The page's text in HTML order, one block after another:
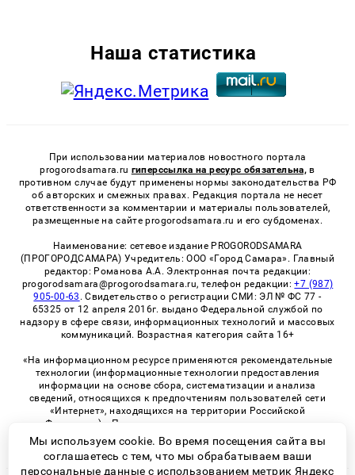
Наша статистика
При использовании материалов новостного портала
progorodsamara.ru гиперссылка на ресурс обязательна, в
противном случае будут применены нормы законодательства РФ
об авторских и смежных правах. Редакция портала не несет
ответственности за комментарии и материалы пользователей,
размещенные на сайте progorodsamara.ru и его субдоменах.
Наименование: сетевое издание PROGORODSAMARA
(ПРОГОРОДСАМАРА) Учредитель: ООО «Город Самара». Главный
редактор: Романова А.А. Электронная почта редакции:
progorodsamara@progorodsamara.ru, телефон редакции:+7 (987)
905-00-63 . Свидетельство о регистрации СМИ: ЭЛ № ФС 77 -
65325 от 12 апреля 2016г. выдано Федеральной службой по
надзору в сфере связи, информационных технологий и массовых
коммуникаций. Возрастная категория сайта 16+
«На информационном ресурсе применяются рекомендательные
технологии (информационные технологии предоставления
информации на основе сбора, систематизации и анализа
сведений, относящихся к предпочтениям пользователей сети
«Интернет», находящихся на территории Российской
Федерации)». Правила применения рекомендательных
технологий в виджетах рекламно-обменной сети
«СМИ2» (PDF)
Мы используем cookie. Во время посещения сайта вы
соглашаетесь с тем, что мы обрабатываем ваши
персональные данные с использованием метрик Яндекс